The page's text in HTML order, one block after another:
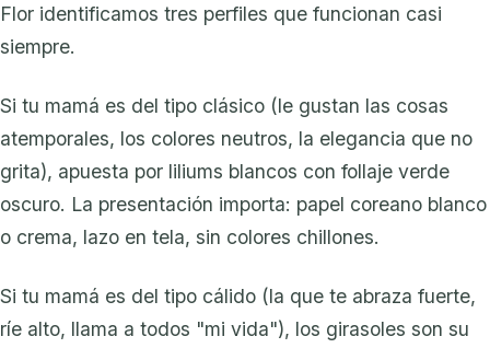
Flor identificamos tres perfiles que funcionan casi
siempre.
Si tu mamá es del tipo clásico (le gustan las cosas
atemporales, los colores neutros, la elegancia que no
grita), apuesta por liliums blancos con follaje verde
oscuro. La presentación importa: papel coreano blanco
o crema, lazo en tela, sin colores chillones.
Si tu mamá es del tipo cálido (la que te abraza fuerte,
ríe alto, llama a todos "mi vida"), los girasoles son su